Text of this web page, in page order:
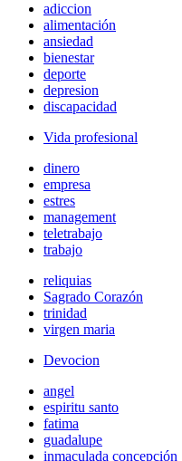
adiccion
alimentación
ansiedad
bienestar
deporte
depresion
discapacidad
Vida profesional
dinero
empresa
estres
management
teletrabajo
trabajo
reliquias
Sagrado Corazón
trinidad
virgen maria
Devocion
angel
espiritu santo
fatima
guadalupe
inmaculada concepción